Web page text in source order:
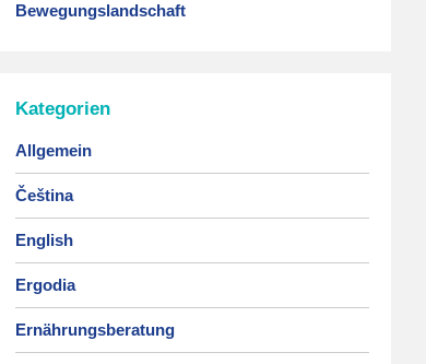
Bewegungslandschaft
Kategorien
Allgemein
Čeština
English
Ergodia
Ernährungsberatung